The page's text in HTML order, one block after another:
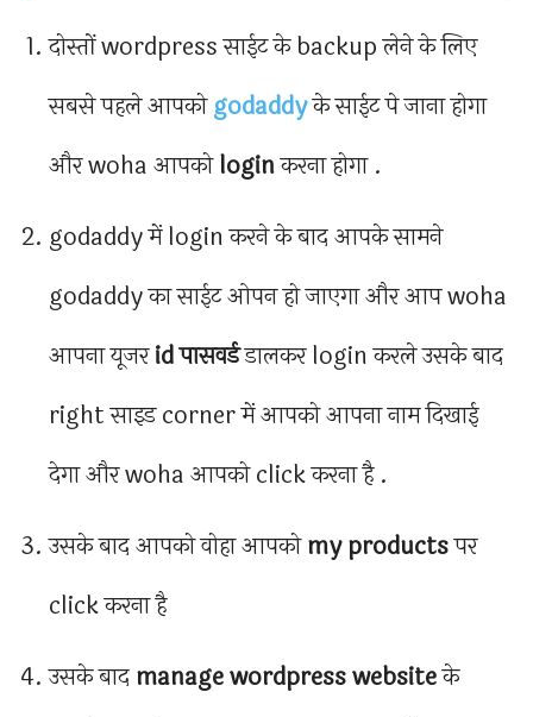
दोस्तों wordpress साईट के backup लेने के लिए
सबसे पहले आपकोgodaddyके साईट पे जाना होगा
और woha आपकोloginकरना होगा .
godaddy में login करने के बाद आपके सामने
godaddy का साईट ओपन हो जाएगा और आप woha
आपना यूजरid पासवर्डडालकर login करले उसके बाद
right साइड corner में आपको आपना नाम दिखाई
देगा और woha आपको click करना है .
उसके बाद आपको वोहा आपकोmy productsपर
click करना है
उसके बादmanage wordpress websiteके